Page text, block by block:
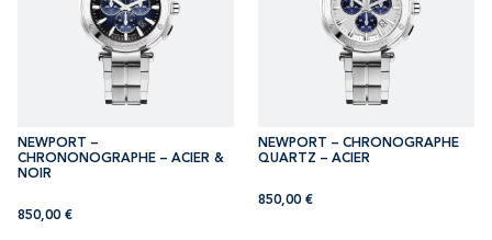
NEWPORT –
CHRONONOGRAPHE – ACIER &
NOIR
850,00 €
NEWPORT – CHRONOGRAPHE
QUARTZ – ACIER
850,00 €